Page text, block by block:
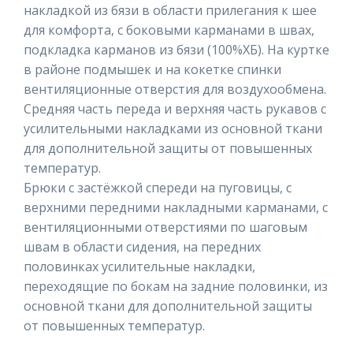
накладкой из бязи в области прилегания к шее
для комфорта, с боковыми карманами в швах,
подкладка карманов из бязи (100%ХБ). На куртке
в районе подмышек и на кокетке спинки
вентиляционные отверстия для воздухообмена.
Средняя часть переда и верхняя часть рукавов с
усилительными накладками из основной ткани
для дополнительной защиты от повышенных
температур.
Брюки с застёжкой спереди на пуговицы, с
верхними передними накладными карманами, с
вентиляционными отверстиями по шаговым
швам в области сидения, на передних
половинках усилительные накладки,
переходящие по бокам на задние половинки, из
основной ткани для дополнительной защиты
от повышенных температур.